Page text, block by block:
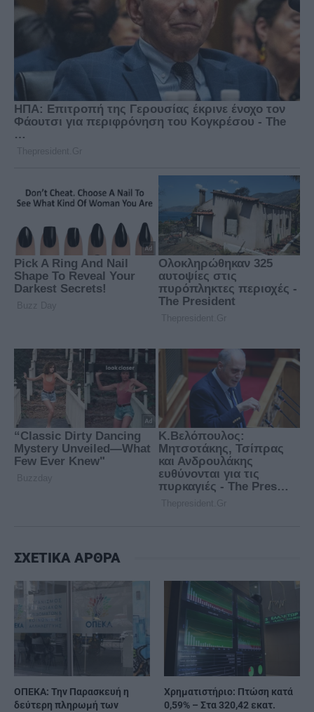
ΣΧΕΤΙΚΑ ΑΡΘΡΑ
ΟΠΕΚΑ: Την Παρασκευή η
δεύτερη πληρωμή των
Χρηματιστήριο: Πτώση κατά
0,59% – Στα 320,42 εκατ.